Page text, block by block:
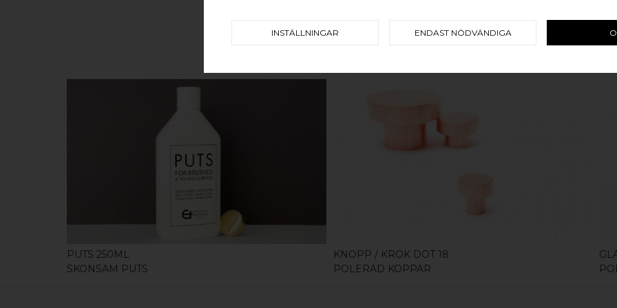
RELATERADE PRODUKTER
KÖP
PUTS 250ML
SKONSAM PUTS
KNOPP / KROK DOT 18
POLERAD KOPPAR
INSTÄLLNINGAR ENDAST NÖDVÄNDIGA